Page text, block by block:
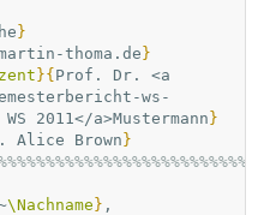
}
thoma.de }
}{ Prof. Dr. <a
ws-
2011</a>Mustermann }
Alice Brown }
\Nachname } ,